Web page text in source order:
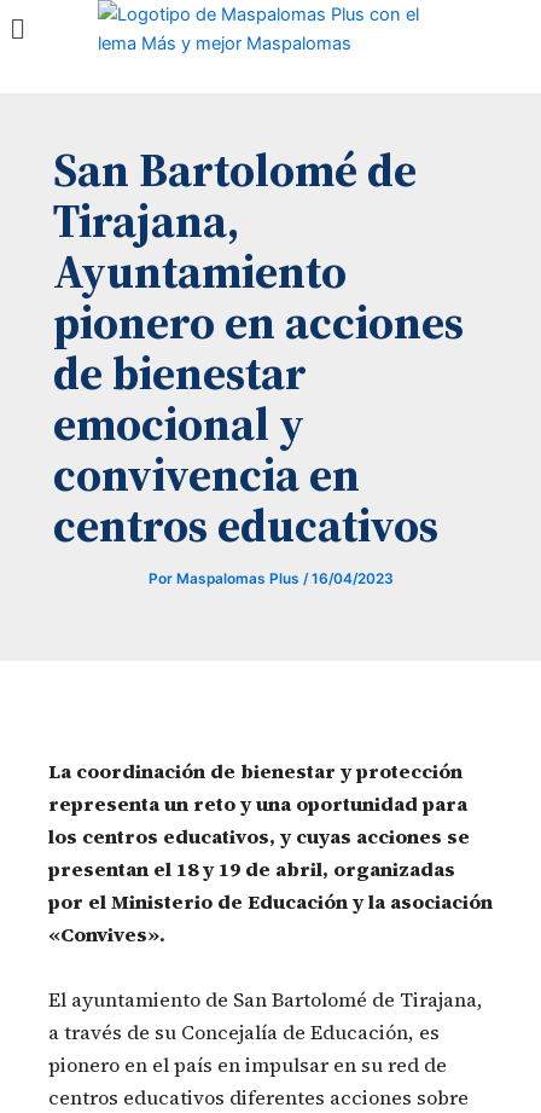
Menú
San Bartolomé de
Tirajana,
Ayuntamiento
pionero en acciones
de bienestar
emocional y
convivencia en
centros educativos
Por Maspalomas Plus /16/04/2023
La coordinación de bienestar y protección
representa un reto y una oportunidad para
los centros educativos, y cuyas acciones se
presentan el 18 y 19 de abril, organizadas
por el Ministerio de Educación y la asociación
«Convives».
El ayuntamiento de San Bartolomé de Tirajana,
a través de su Concejalía de Educación, es
pionero en el país en impulsar en su red de
centros educativos diferentes acciones sobre